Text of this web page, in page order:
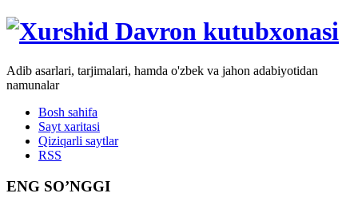
Adib asarlari, tarjimalari, hamda o'zbek va jahon adabiyotidan
namunalar
Bosh sahifa
Sayt xaritasi
Qiziqarli saytlar
RSS
ENG SO’NGGI